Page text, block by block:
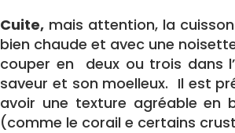
Cuite, mais attention, la
bien chaude et avec une
couper en deux ou trois dans
saveur et son moelleux. Il est
avoir une texture agréable en
(comme le corail e certains